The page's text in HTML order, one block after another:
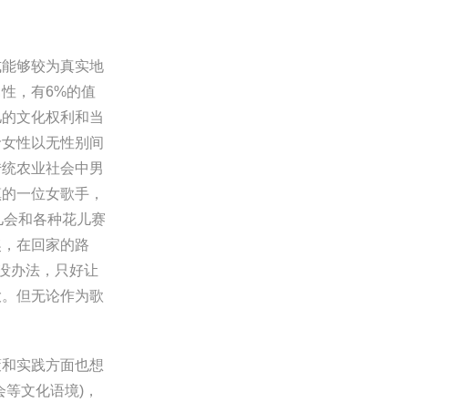
够较为真实地
，有6%的值
文化权利和当
性以无性别间
农业社会中男
一位女歌手，
和各种花儿赛
在回家的路
办法，只好让
但无论作为歌
实践方面也想
文化语境)，